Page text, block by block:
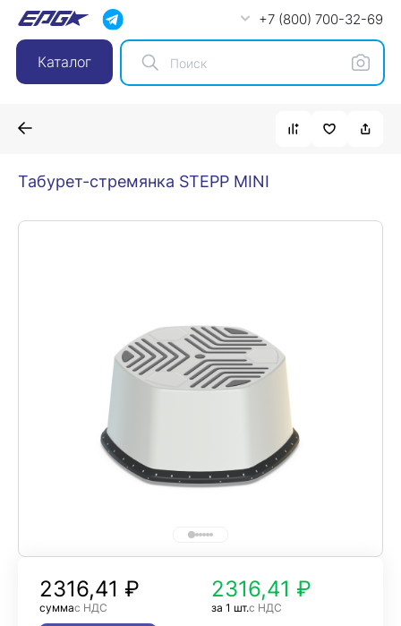
+7 (800) 700-32-69
Каталог
Табурет-стремянка STEPP MINI
2316,41 ₽
суммас НДС
2316,41 ₽
за 1 шт.с НДС